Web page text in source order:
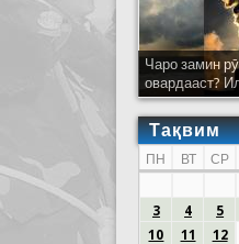
Чаро замин
овардааст?
Тақвим
ПН ВТ СР
3
4 5
10
11 12